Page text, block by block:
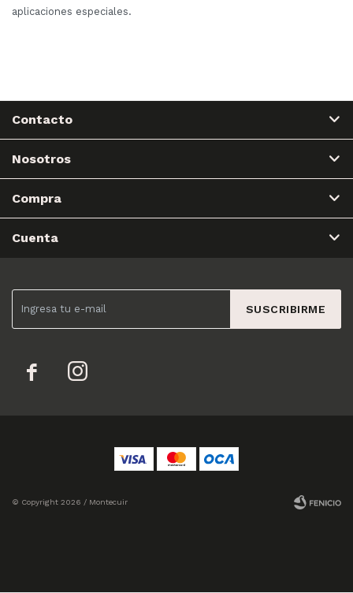
aplicaciones especiales.
SUSCRIBIRME
 
Contacto
Nosotros
Compra
Cuenta
© Copyright 2026 / Montecuir